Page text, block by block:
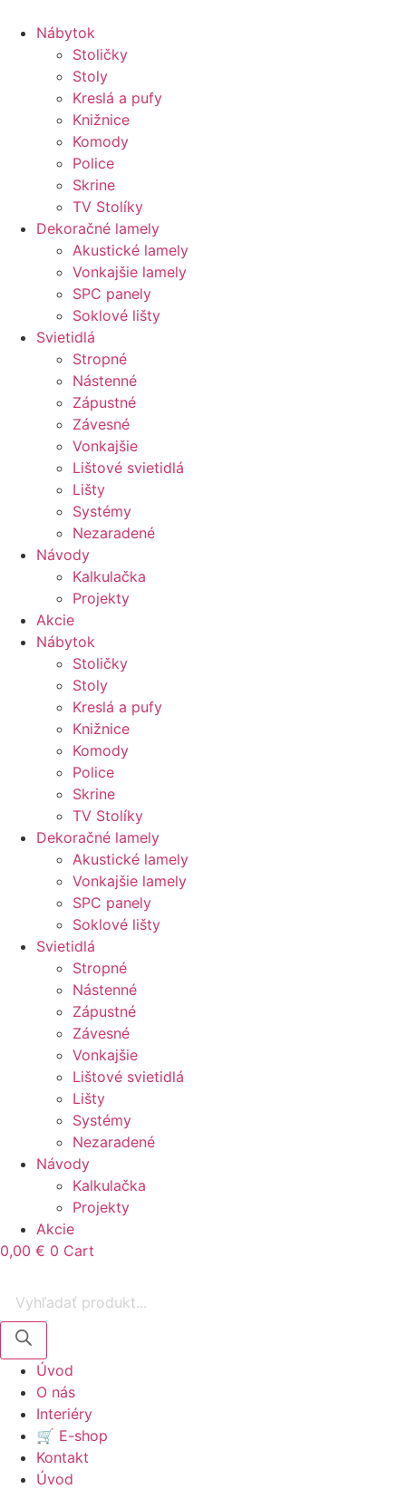
Nábytok
Stoličky
Stoly
Kreslá a pufy
Knižnice
Komody
Police
Skrine
TV Stolíky
Dekoračné lamely
Akustické lamely
Vonkajšie lamely
SPC panely
Soklové lišty
Svietidlá
Stropné
Nástenné
Zápustné
Závesné
Vonkajšie
Lištové svietidlá
Lišty
Systémy
Nezaradené
Návody
Kalkulačka
Projekty
Akcie
Nábytok
Stoličky
Stoly
Kreslá a pufy
Knižnice
Komody
Police
Skrine
TV Stolíky
Dekoračné lamely
Akustické lamely
Vonkajšie lamely
SPC panely
Soklové lišty
Svietidlá
Stropné
Nástenné
Zápustné
Závesné
Vonkajšie
Lištové svietidlá
Lišty
Systémy
Nezaradené
Návody
Kalkulačka
Projekty
Akcie
0,00 € 0 Cart
search
Úvod
O nás
Interiéry
🛒 E-shop
Kontakt
Úvod